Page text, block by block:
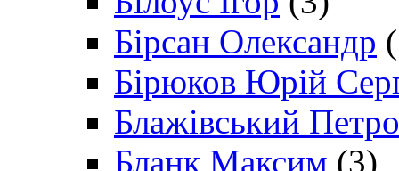
Бірсан Олександр
Бірюков Юрій
Блажівський Петро
Бланк Максим (3)